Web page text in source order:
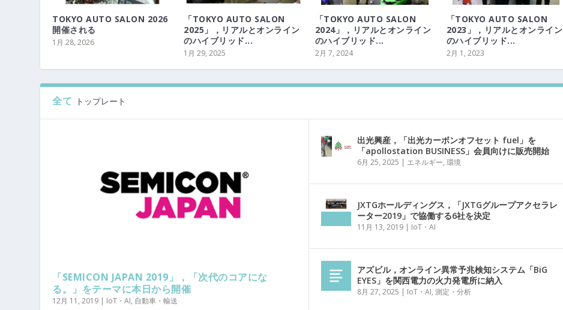
TOKYO AUTO SALON 2026
開催される
1月 28, 2026
「TOKYO AUTO SALON
2025」，リアルとオンライン
のハイブリッド...
1月 29, 2025
「TOKYO AUTO SALON
2024」，リアルとオンライン
のハイブリッド...
2月 7, 2024
「TOKYO AUTO SALON
2023」，リアルとオンライン
のハイブリッド...
2月 1, 2023
全て トップレート
「SEMICON JAPAN 2019」，「次代のコアにな
る。」をテーマに本日から開催
12月 11, 2019 | IoT・AI, 自動車・輸送
出光興産，「出光カーボンオフセット fuel」を
「apollostation BUSINESS」会員向けに販売開始
6月 25, 2025 | エネルギー, 環境
JXTGホールディングス，「JXTGグループアクセラレ
ーター2019」で協働する6社を決定
11月 13, 2019| IoT・AI
アズビル，オンライン異常予兆検知システム「BiG
EYES」を関西電力の火力発電所に納入
8月 27, 2025 | IoT・AI, 測定・分析